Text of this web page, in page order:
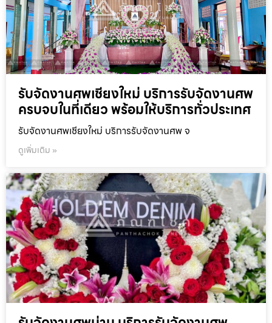
รับจัดงานศพเชียงใหม่ บริการรับจัดงานศพ
ครบจบในที่เดียว พร้อมให้บริการทั่วประเทศ
รับจัดงานศพเชียงใหม่ บริการรับจัดงานศพ จ
ดูเพิ่มเติม »